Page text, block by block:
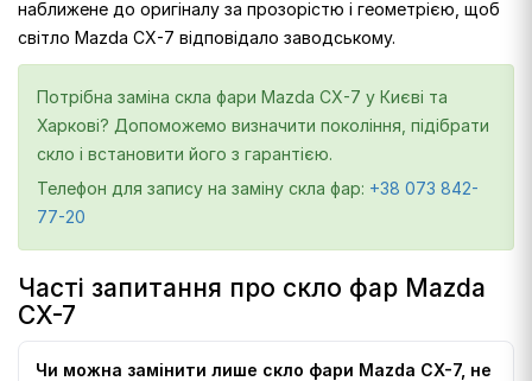
наближене до оригіналу за прозорістю і геометрією, щоб
світло Mazda CX-7 відповідало заводському.
Потрібна заміна скла фари Mazda CX-7 у Києві та
Харкові? Допоможемо визначити покоління, підібрати
скло і встановити його з гарантією.
Телефон для запису на заміну скла фар: +38 073 842-
77-20
Часті запитання про скло фар Mazda
CX-7
Чи можна замінити лише скло фари Mazda CX-7, не